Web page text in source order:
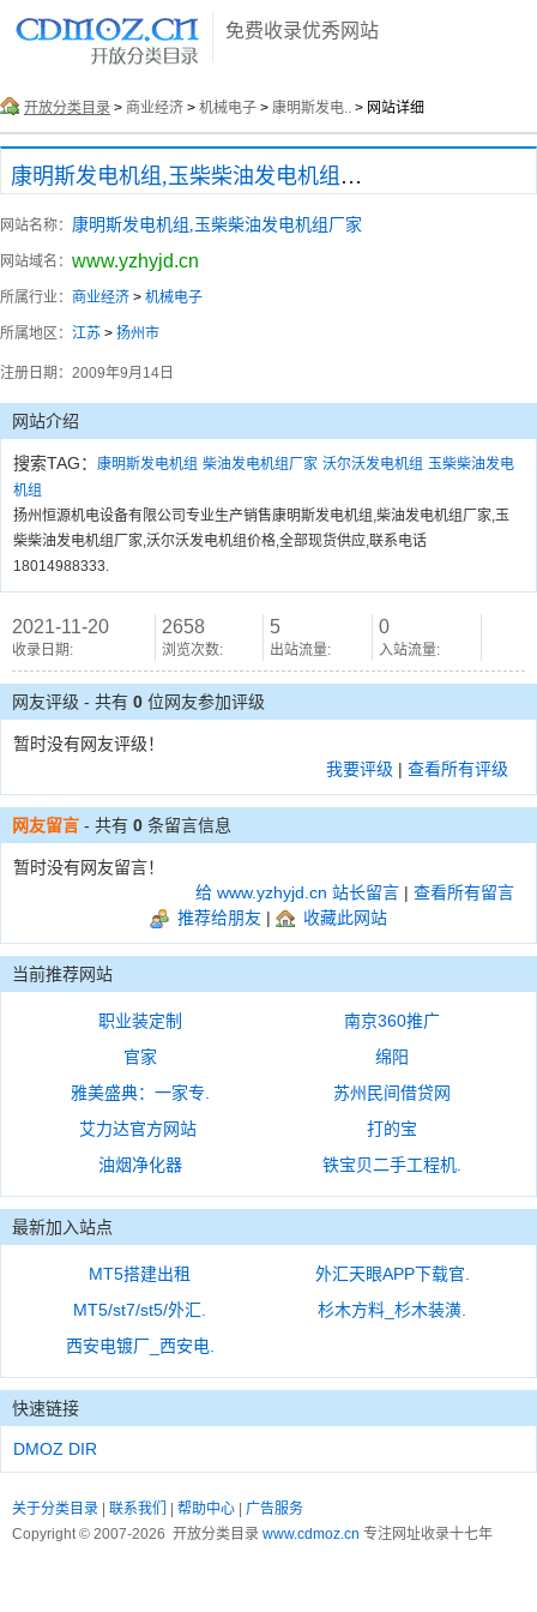
免费收录优秀网站
开放分类目录 > 商业经济 > 机械电子 > 康明斯发电.. > 网站详细
康明斯发电机组,玉柴柴油发电机组厂家
网站名称： 康明斯发电机组,玉柴柴油发电机组厂家
网站域名： www.yzhyjd.cn
所属行业： 商业经济 > 机械电子
所属地区： 江苏 > 扬州市
注册日期： 2009年9月14日
网站介绍
搜索TAG： 康明斯发电机组 柴油发电机组厂家 沃尔沃发电机组 玉柴柴油发电
机组
扬州恒源机电设备有限公司专业生产销售康明斯发电机组,柴油发电机组厂家,玉
柴柴油发电机组厂家,沃尔沃发电机组价格,全部现货供应,联系电话
18014988333.
2021-11-20
收录日期:
2658
浏览次数:
5
出站流量:
0
入站流量:
网友评级 - 共有 0 位网友参加评级
暂时没有网友评级！
我要评级 | 查看所有评级
网友留言 - 共有 0 条留言信息
暂时没有网友留言！
给 www.yzhyjd.cn 站长留言 | 查看所有留言
推荐给朋友 | 收藏此网站
当前推荐网站
职业装定制
南京360推广
官家
绵阳
雅美盛典：一家专.
苏州民间借贷网
艾力达官方网站
打的宝
油烟净化器
铁宝贝二手工程机.
最新加入站点
MT5搭建出租
外汇天眼APP下载官.
MT5/st7/st5/外汇.
杉木方料_杉木装潢.
西安电镀厂_西安电.
快速链接
DMOZ DIR
关于分类目录 联系我们 帮助中心
广告服务
Copyright © 2007-2026 开放分类目录 www.cdmoz.cn 专注网址收录十七年